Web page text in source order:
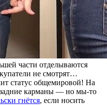
части отделываются
не смотрят…
статус общемировой! На
задние карманы — но мы-то
гнётся, если носить